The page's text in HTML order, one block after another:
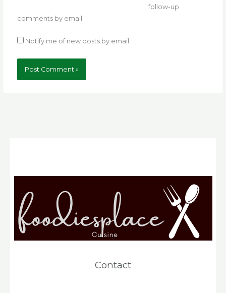
follow-up
comments by email.
Notify me of new posts by email.
Contact